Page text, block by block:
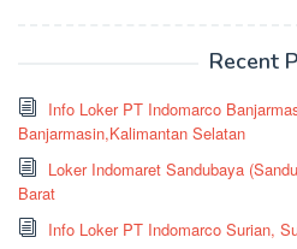
Recent
Info Loker PT Indomarco
Banjarmasin,Kalimantan Selatan
Loker Indomaret Sandubaya
Barat
Info Loker PT Indomarco Surian,